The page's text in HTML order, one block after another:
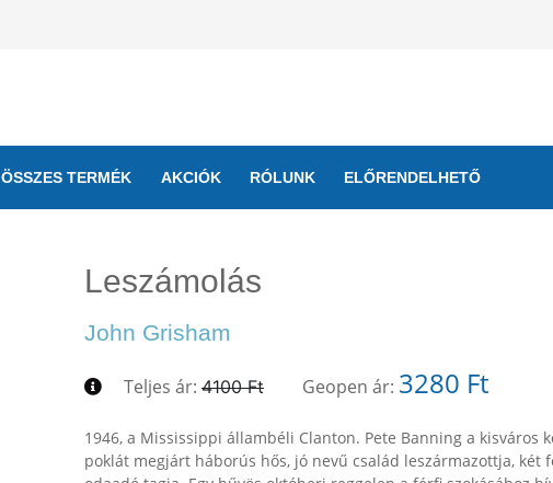
ÖSSZES TERMÉK AKCIÓK RÓLUNK ELŐRENDELHETŐ
Leszámolás
John Grisham
Teljes ár: 4100 Ft Geopen ár: 3280 Ft
1946, a Mississippi állambéli Clanton. Pete Banning a kisváros
poklát megjárt háborús hős, jó nevű család leszármazottja, két